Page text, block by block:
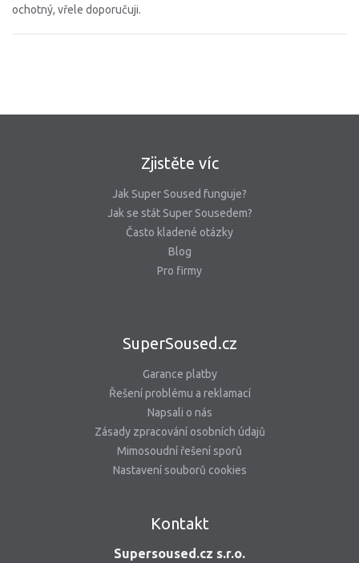
ochotný, vřele doporučuji.
Zjistěte víc
Jak Super Soused funguje?
Jak se stát Super Sousedem?
Často kladené otázky
Blog
Pro firmy
SuperSoused.cz
Garance platby
Řešení problému a reklamací
Napsali o nás
Zásady zpracování osobních údajů
Mimosoudní řešení sporů
Nastavení souborů cookies
Kontakt
Supersoused.cz s.r.o.